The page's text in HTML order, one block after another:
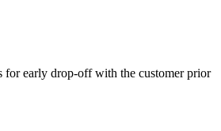
for early drop-off with the customer prior